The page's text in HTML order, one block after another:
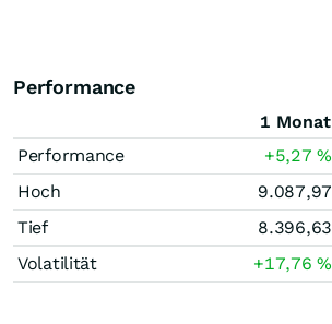
Performance
1 Monat
Performance
+5,27%
Hoch
9.087,97
Tief
8.396,63
Volatilität
+17,76%